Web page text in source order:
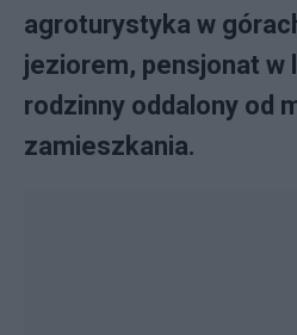
agroturystyka w
jeziorem, pensjonat w
rodzinny oddalony od
zamieszkania.